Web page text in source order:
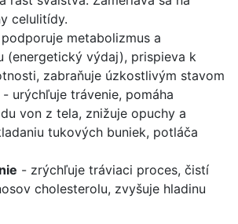
celulitídy.
metabolizmus a
(energetický výdaj), prispieva k
zabraňuje úzkostlivým stavom
- urýchľuje trávenie, pomáha
von z tela, znižuje opuchy a
tukových buniek, potláča
- zrýchľuje tráviaci proces, čistí
cholesterolu, zvyšuje hladinu